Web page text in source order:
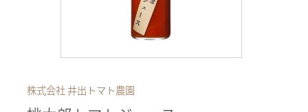
株式会社 井出トマト農園